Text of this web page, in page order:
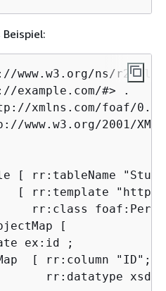
ns/
example.com/#> .
xmlns.com/foaf/
2001/
[ rr:tableName
[ rr:template
rr:class
[
ex:id ;
[ rr:column "ID";
rr:datatype